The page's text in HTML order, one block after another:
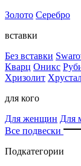
Золото Серебро
вставки
Без вставки
Кварц Оникс
Хризолит
для кого
Для женщин Для
Все подвески
Подкатегории